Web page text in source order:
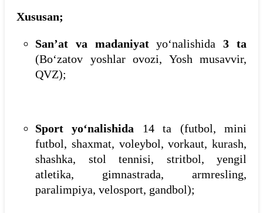
Xususan;
San’at va madaniyatyo‘nalishida3 ta
(Bo‘zatov yoshlar ovozi, Yosh musavvir,
QVZ);
Sport yo‘nalishida 14 ta (futbol, mini
futbol, shaxmat, voleybol, vorkaut, kurash,
shashka, stol tennisi, stritbol, yengil
atletika, gimnastrada, armresling,
paralimpiya, velosport, gandbol);